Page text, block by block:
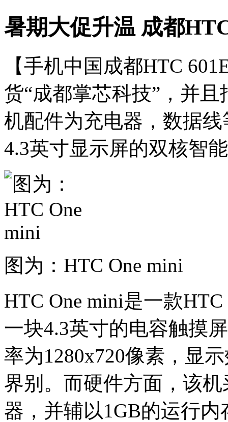
暑期大促升温 成都
【手机中国成都HTC
货“成都掌芯科技”，并
机配件为充电器，数据
4.3英寸显示屏的双核智
图为：HTC One mini
HTC One mini是一款
一块4.3英寸的电容触摸
率为1280x720像素，显
界别。而硬件方面，该
器，并辅以1GB的运行